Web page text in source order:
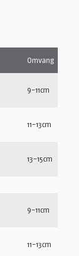
Omvang
9-11cm
11-13cm
13-15cm
9-11cm
11-13cm